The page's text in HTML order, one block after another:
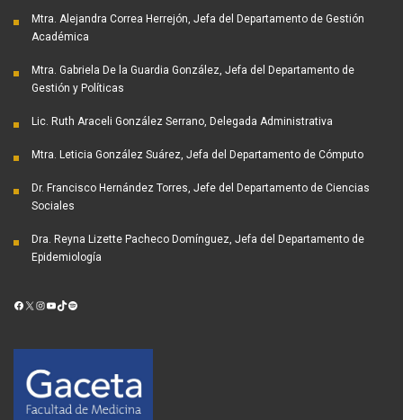
Mtra. Alejandra Correa Herrejón, Jefa del Departamento de Gestión
Académica
Mtra. Gabriela De la Guardia González, Jefa del Departamento de
Gestión y Políticas
Lic. Ruth Araceli González Serrano, Delegada Administrativa
Mtra. Leticia González Suárez, Jefa del Departamento de Cómputo
Dr. Francisco Hernández Torres, Jefe del Departamento de Ciencias
Sociales
Dra. Reyna Lizette Pacheco Domínguez, Jefa del Departamento de
Epidemiología
Facebook
X Instagram
YouTube
TikTok
Spotify